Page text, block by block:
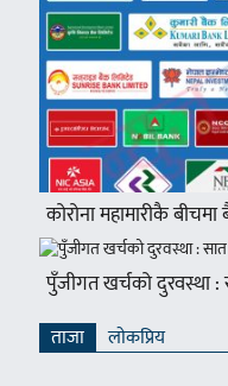
कोरोना महामारीकै
पुँजीगत खर्चको दुरवस्था :
ताजा लाेकप्रिय